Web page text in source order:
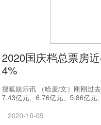
2020国庆档总票房
4%
搜狐娱乐讯 （哈麦/文）刚刚过
7.43亿元、6.76亿元、5.86亿元
2020-10-09